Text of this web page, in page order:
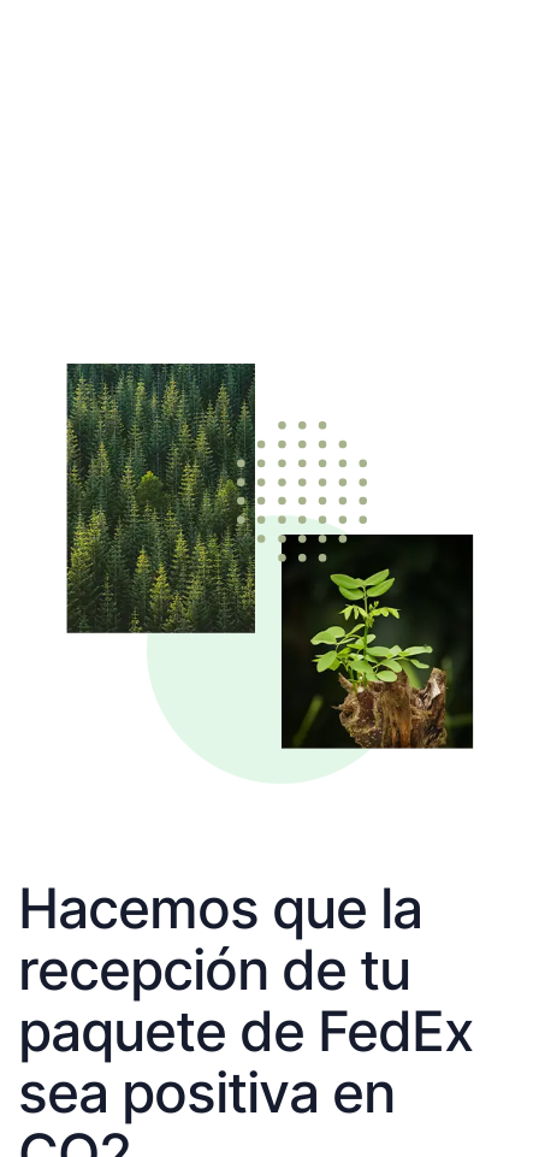
Hacemos que la
recepción de tu
paquete de FedEx
sea positiva en